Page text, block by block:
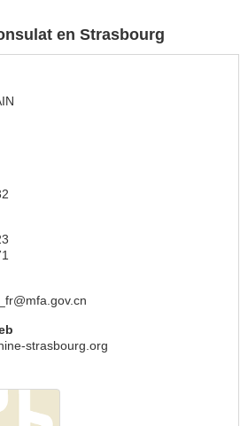
en Strasbourg
strasbourg.org